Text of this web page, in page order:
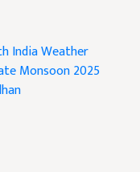
India Weather
Monsoon 2025